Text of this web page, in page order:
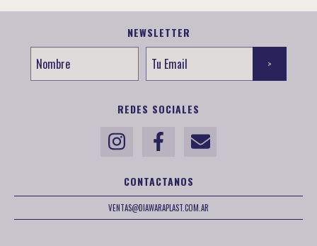
NEWSLETTER
REDES SOCIALES
CONTACTANOS
VENTAS@DIAWARAPLAST.COM.AR